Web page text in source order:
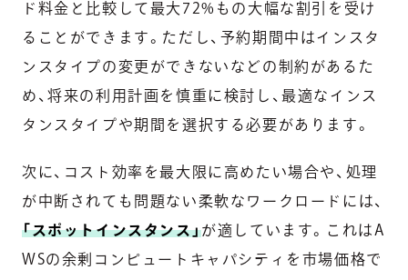
ド料金と比較して最大72%もの大幅な割引を受け
ることができます。ただし、予約期間中はインスタ
ンスタイプの変更ができないなどの制約があるた
め、将来の利用計画を慎重に検討し、最適なインス
タンスタイプや期間を選択する必要があります。
次に、コスト効率を最大限に高めたい場合や、処理
が中断されても問題ない柔軟なワークロードには、
「スポットインスタンス」が適しています。これはA
WSの余剰コンピュートキャパシティを市場価格で